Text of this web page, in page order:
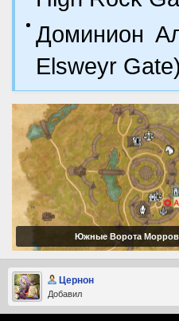
Доминион
Elsweyr Gate)
Южные Ворота
Цернон
Добавил